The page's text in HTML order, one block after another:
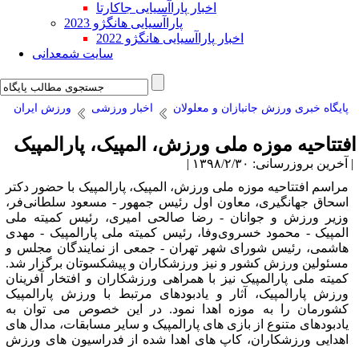
اخبار پاراآسیایی جاکارتا
پاراآسیایی هانگژو 2023
اخبار پاراآسیایی هانگژو 2022
سایت شمعدانی
پایگاه خبری ورزش جانبازان و معلولان اخبار ورزشی ورزش ایران
افتتاحیه موزه ملی ورزش، المپیک، پارالمپیک
| آخرین بروزرسانی: ۱۳۹۸/۲/۳۰ |
مراسم افتتاحیه موزه ملی ورزش، المپیک، پارالمپیک با حضور دکتر
اسحاق جهانگیری، معاون اول رئیس جمهور - مسعود سلطانی‌فر،
وزیر ورزش و جوانان - رضا صالحی امیری، رئیس کمیته ملی
المپیک - محمود خسروی‌وفا، رئیس کمیته ملی پارالمپیک - مهدی
هاشمی، رئیس شورای شهر تهران - جمعی از نمایندگان مجلس و
مسئولین ورزش کشور و نیز ورزشکاران و پیشکسوتان برگزار شد.
کمیته ملی پارالمپیک نیز با همراهی ورزشکاران و افتخار آفرینان
ورزش پارالمپیک، آثار و یادبودهای مرتبط با ورزش پارالمپیک
کشورمان را به موزه اهدا نمود. در این خصوص می توان به
یادبودهای متنوع از بازی های پارالمپیک و سایر مسابقات، مدال های
اهدایی ورزشکاران، کاپ های اهدا شده از فدراسیون های ورزش